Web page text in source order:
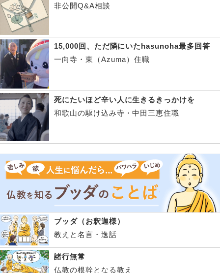
非公開Q&A相談
15,000回、ただ隣にいたhasunoha最多回答
一向寺・東（Azuma）住職
死にたいほど辛い人に生きるきっかけを
和歌山の駆け込み寺・中田三恵住職
ブッダ（お釈迦様）
教えと名言・逸話
諸行無常
仏教の根幹となる教え